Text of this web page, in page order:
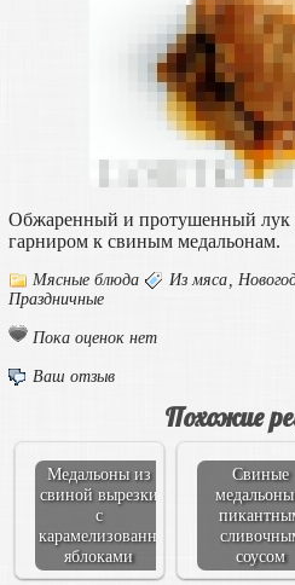
Обжаренный и протушенный лук
гарниром к свиным медальонам.
Мясные блюда Из мяса,
Праздничные
Пока оценок нет
Ваш отзыв
Похожие
Медальоны из
свиной вырезки
с
карамелизованными
яблоками
Свиные
соусом